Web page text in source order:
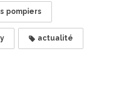
pompiers
actualité